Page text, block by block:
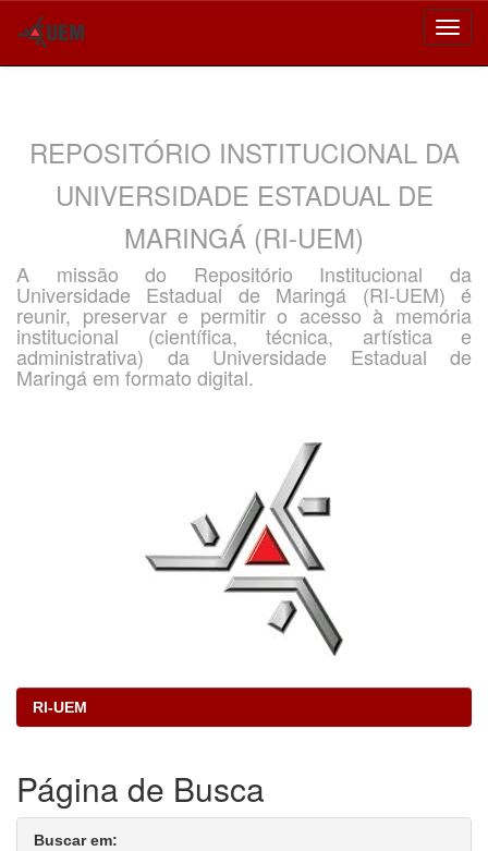
REPOSITÓRIO INSTITUCIONAL DA
UNIVERSIDADE ESTADUAL DE
MARINGÁ (RI-UEM)
A missão do Repositório Institucional da
Universidade Estadual de Maringá (RI-UEM) é
reunir, preservar e permitir o acesso à memória
institucional (científica, técnica, artística e
administrativa) da Universidade Estadual de
Maringá em formato digital.
RI-UEM
Página de Busca
Buscar em: